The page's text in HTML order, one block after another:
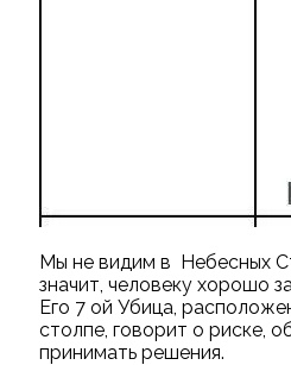
Мы не видим в Небесных
значит, человеку хорошо
Его 7 ой Убица,
столпе, говорит о риске,
принимать решения.